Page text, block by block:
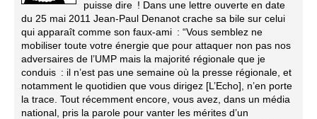
puisse dire ! Dans une lettre ouverte en date
du 25 mai 2011 Jean-Paul Denanot crache sa bile sur celui
qui apparaît comme son faux-ami : “Vous semblez ne
mobiliser toute votre énergie que pour attaquer non pas nos
adversaires de l’UMP mais la majorité régionale que je
conduis : il n’est pas une semaine où la presse régionale, et
notamment le quotidien que vous dirigez [L’Echo], n’en porte
la trace. Tout récemment encore, vous avez, dans un média
national, pris la parole pour vanter les mérites d’un